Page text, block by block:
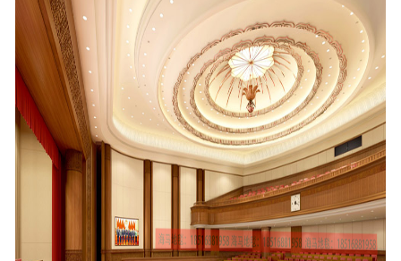
资质荣誉
现货查询
联系我们